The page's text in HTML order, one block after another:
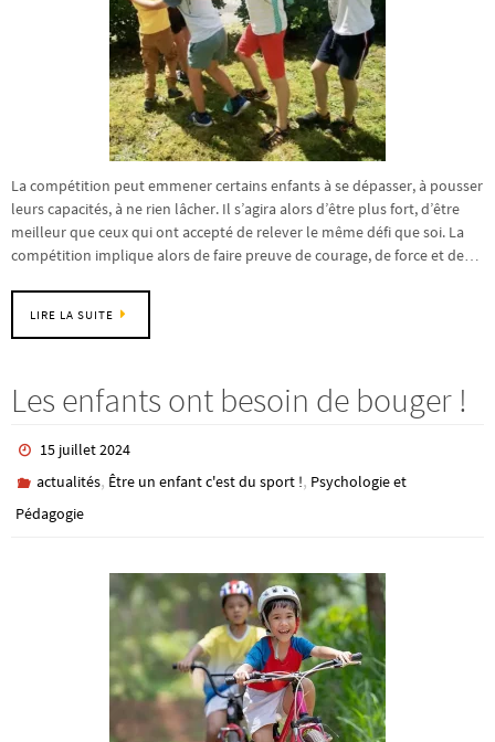
La compétition peut emmener certains enfants à se dépasser, à pousser
leurs capacités, à ne rien lâcher. Il s’agira alors d’être plus fort, d’être
meilleur que ceux qui ont accepté de relever le même défi que soi. La
compétition implique alors de faire preuve de courage, de force et de…
LIRE LA SUITE
Les enfants ont besoin de bouger !
15 juillet 2024
actualités, Être un enfant c'est du sport !, Psychologie et
Pédagogie